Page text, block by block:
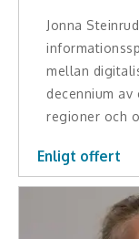
Författare
Kända musiker
Skådespelare
Jonna
mellan
decennium av
regioner och
Enligt offert